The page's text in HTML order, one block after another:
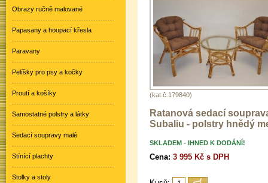
(kat.č.179840)
Ratanová sedací
Subaliu - polstry hnědý
SKLADEM - IHNED K DODÁNÍ!
Cena: 3 995 Kč s DPH
Obrazy ručně malované
Papasany a houpací křesla
Paravany
Pelíšky pro psy a kočky
Proutí a košíky
Samostatné polstry a látky
Sedací soupravy malé
Stínící plachty
Stolky a stoly